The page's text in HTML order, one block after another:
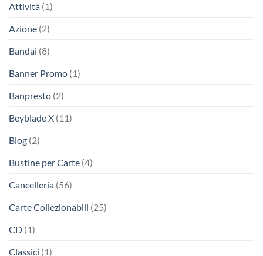
Attività (1)
Azione (2)
Bandai (8)
Banner Promo (1)
Banpresto (2)
Beyblade X (11)
Blog (2)
Bustine per Carte (4)
Cancelleria (56)
Carte Collezionabili (25)
CD (1)
Classici (1)